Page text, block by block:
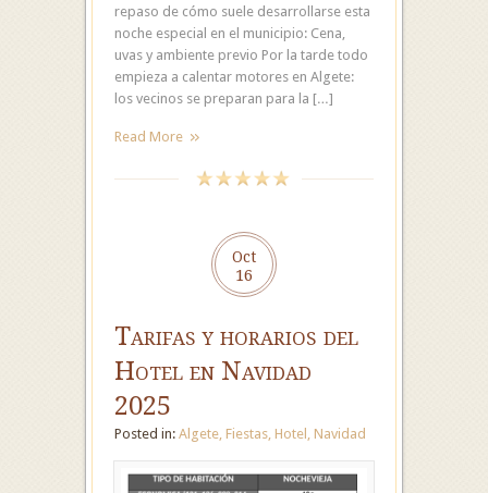
repaso de cómo suele desarrollarse esta
noche especial en el municipio: Cena,
uvas y ambiente previo Por la tarde todo
empieza a calentar motores en Algete:
los vecinos se preparan para la […]
Read More
Oct
16
Tarifas y horarios del
Hotel en Navidad
2025
Posted in: Algete, Fiestas, Hotel , Navidad